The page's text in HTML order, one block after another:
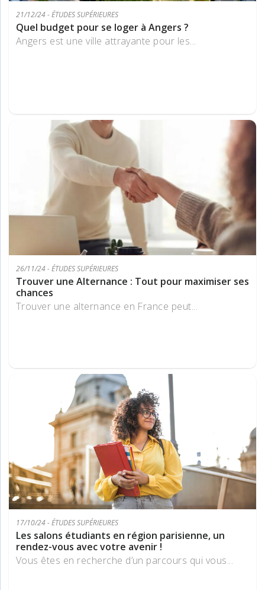
21/12/24 - ÉTUDES SUPÉRIEURES
Quel budget pour se loger à Angers ?
Angers est une ville attrayante pour les...
26/11/24 - ÉTUDES SUPÉRIEURES
Trouver une Alternance : Tout pour maximiser ses
chances
Trouver une alternance en France peut...
17/10/24 - ÉTUDES SUPÉRIEURES
Les salons étudiants en région parisienne, un
rendez-vous avec votre avenir !
Vous êtes en recherche d’un parcours qui vous...